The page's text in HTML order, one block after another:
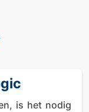
is het nodig